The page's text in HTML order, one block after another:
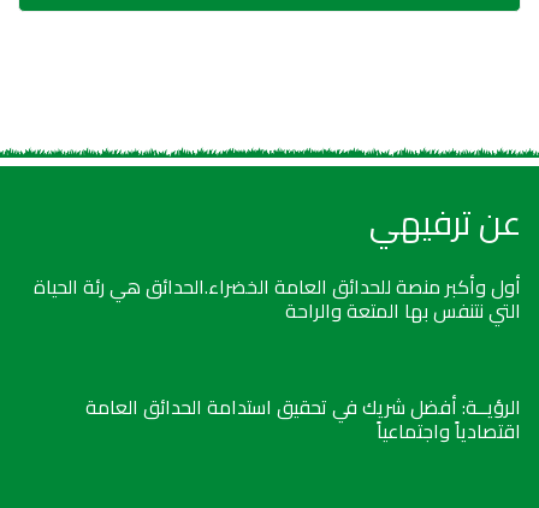
عن ترفيهي
أول وأكبر منصة للحدائق العامة الخضراء.الحدائق هي رئة الحياة
التي نتنفس بها المتعة والراحة
الرؤيــة: أفضل شريك في تحقيق استدامة الحدائق العامة
اقتصادياً واجتماعياً